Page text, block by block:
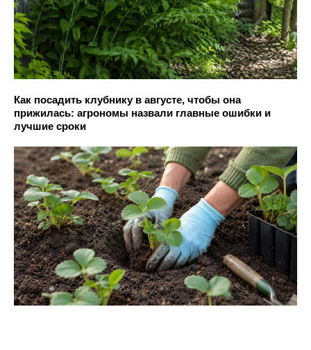
Как посадить клубнику в августе, чтобы она
прижилась: агрономы назвали главные ошибки и
лучшие сроки